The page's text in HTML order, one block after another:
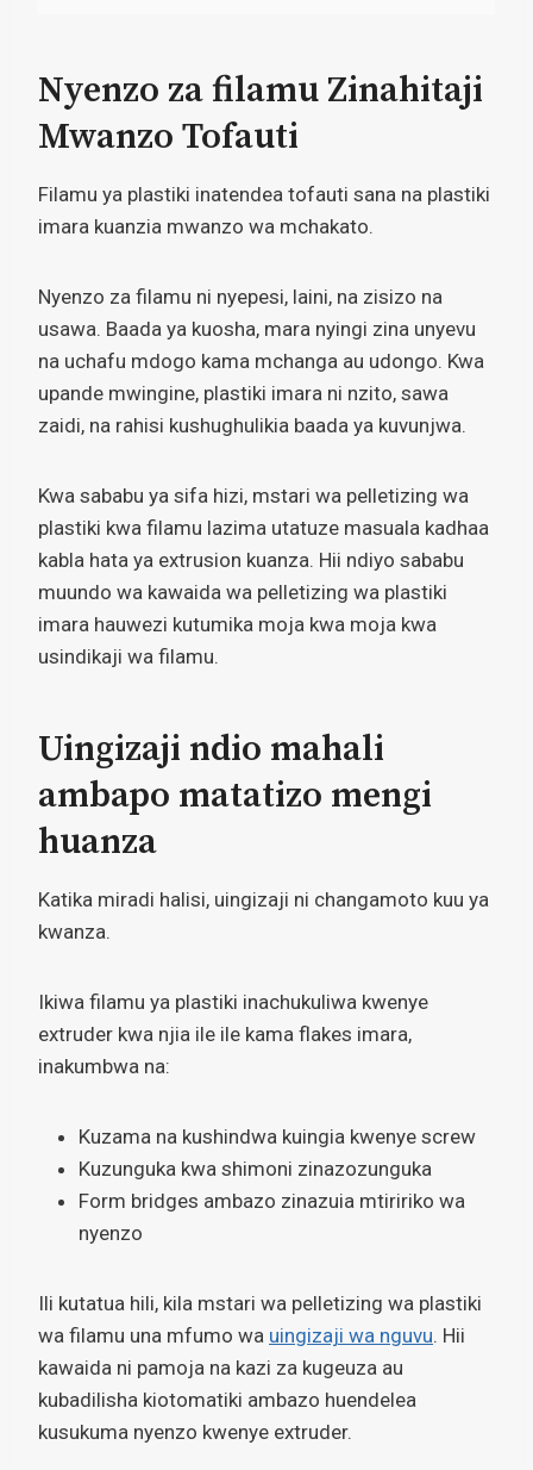
Nyenzo za filamu Zinahitaji
Mwanzo Tofauti
Filamu ya plastiki inatendea tofauti sana na plastiki
imara kuanzia mwanzo wa mchakato.
Nyenzo za filamu ni nyepesi, laini, na zisizo na
usawa. Baada ya kuosha, mara nyingi zina unyevu
na uchafu mdogo kama mchanga au udongo. Kwa
upande mwingine, plastiki imara ni nzito, sawa
zaidi, na rahisi kushughulikia baada ya kuvunjwa.
Kwa sababu ya sifa hizi, mstari wa pelletizing wa
plastiki kwa filamu lazima utatuze masuala kadhaa
kabla hata ya extrusion kuanza. Hii ndiyo sababu
muundo wa kawaida wa pelletizing wa plastiki
imara hauwezi kutumika moja kwa moja kwa
usindikaji wa filamu.
Uingizaji ndio mahali
ambapo matatizo mengi
huanza
Katika miradi halisi, uingizaji ni changamoto kuu ya
kwanza.
Ikiwa filamu ya plastiki inachukuliwa kwenye
extruder kwa njia ile ile kama flakes imara,
inakumbwa na:
Kuzama na kushindwa kuingia kwenye screw
Kuzunguka kwa shimoni zinazozunguka
Form bridges ambazo zinazuia mtiririko wa
nyenzo
Ili kutatua hili, kila mstari wa pelletizing wa plastiki
wa filamu una mfumo wa uingizaji wa nguvu. Hii
kawaida ni pamoja na kazi za kugeuza au
kubadilisha kiotomatiki ambazo huendelea
kusukuma nyenzo kwenye extruder.